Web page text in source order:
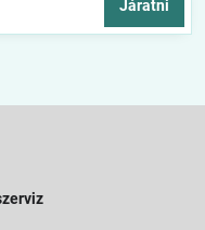
Járatni